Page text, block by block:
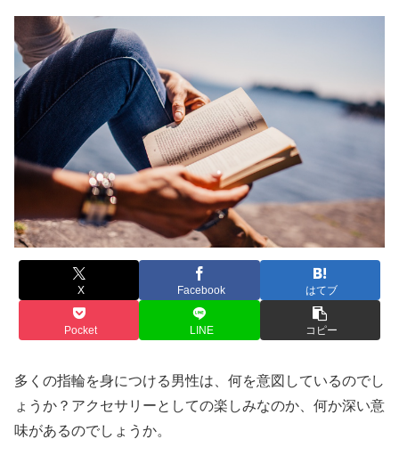
X Facebook はてブ
Pocket LINE コピー
多くの指輪を身につける男性は、何を意図しているのでし
ょうか？アクセサリーとしての楽しみなのか、何か深い意
味があるのでしょうか。